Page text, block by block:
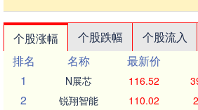
个股涨幅 个股跌幅 个股流入
排名
名称 最新价
1
N展芯 116.52
2 锐翔智能 110.02